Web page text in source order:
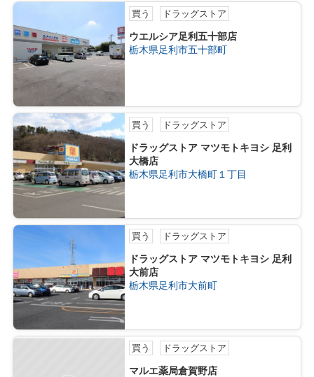
買う ドラッグストア
ウエルシア足利五十部店
栃木県足利市五十部町
買う ドラッグストア
ドラッグストア マツモトキヨシ 足利
大橋店
栃木県足利市大橋町１丁目
買う ドラッグストア
ドラッグストア マツモトキヨシ 足利
大前店
栃木県足利市大前町
買う ドラッグストア
マルエ薬局倉賀野店